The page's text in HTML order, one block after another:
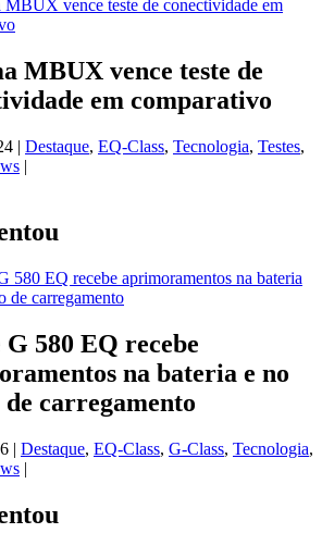
MBUX vence teste de
em comparativo
| Destaque, EQ-Class, Tecnologia, Testes,
|
G 580 EQ recebe
na bateria e no
de carregamento
| Destaque, EQ-Class, G-Class, Tecnologia,
|